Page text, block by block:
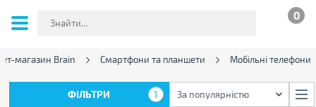
0
магазин Brain Смартфони та планшети Мобільні телефони
ФІЛЬТРИ 1 За популярністю
ФІЛЬТРИ 1 За популярністю